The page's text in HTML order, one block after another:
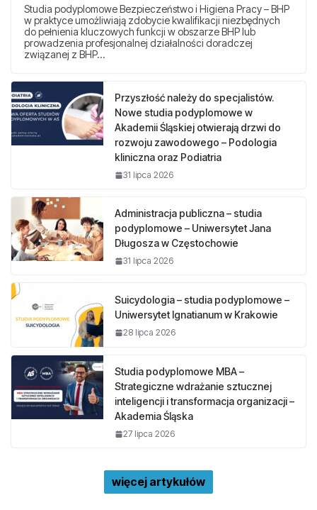
Studia podyplomowe Bezpieczeństwo i Higiena Pracy – BHP
w praktyce umożliwiają zdobycie kwalifikacji niezbędnych
do pełnienia kluczowych funkcji w obszarze BHP lub
prowadzenia profesjonalnej działalności doradczej
związanej z BHP…
Przyszłość należy do specjalistów.
Nowe studia podyplomowe w
Akademii Śląskiej otwierają drzwi do
rozwoju zawodowego – Podologia
kliniczna oraz Podiatria
31 lipca 2026
Administracja publiczna – studia
podyplomowe – Uniwersytet Jana
Długosza w Częstochowie
31 lipca 2026
Suicydologia – studia podyplomowe –
Uniwersytet Ignatianum w Krakowie
28 lipca 2026
Studia podyplomowe MBA –
Strategiczne wdrażanie sztucznej
inteligencji i transformacja organizacji –
Akademia Śląska
27 lipca 2026
więcej artykułów